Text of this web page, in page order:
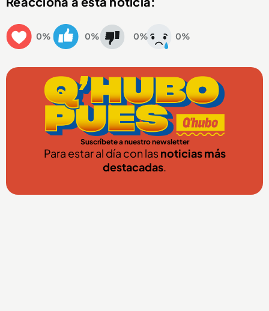
0% 0% 0% 0%
Suscríbete a nuestro newsletter
Para estar al día con lasnoticias más
destacadas.